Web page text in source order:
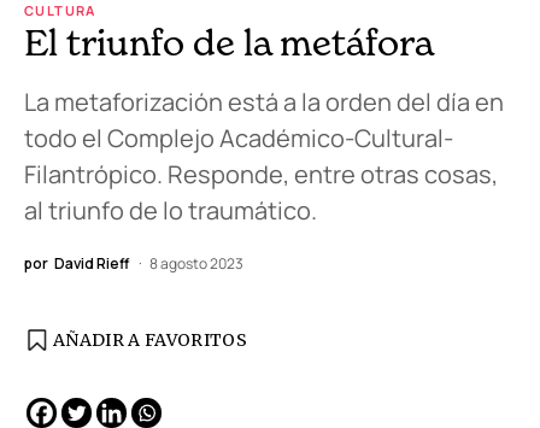
CULTURA
El triunfo de la metáfora
La metaforización está a la orden del día en
todo el Complejo Académico-Cultural-
Filantrópico. Responde, entre otras cosas,
al triunfo de lo traumático.
por David Rieff 8 agosto 2023
AÑADIR A FAVORITOS